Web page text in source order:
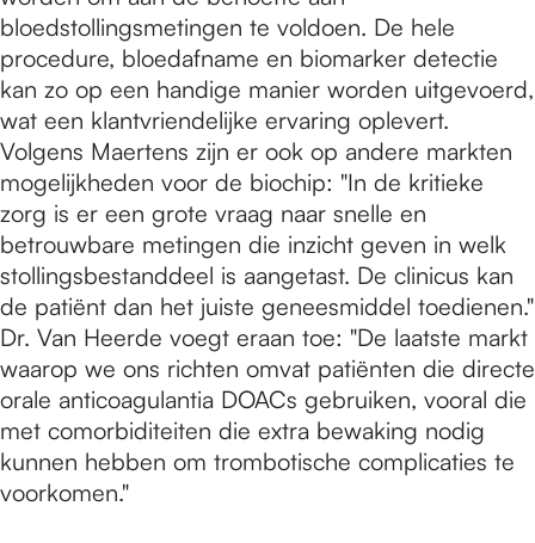
bloedstollingsmetingen te voldoen. De hele
procedure, bloedafname en biomarker detectie
kan zo op een handige manier worden uitgevoerd,
wat een klantvriendelijke ervaring oplevert.
Volgens Maertens zijn er ook op andere markten
mogelijkheden voor de biochip: "In de kritieke
zorg is er een grote vraag naar snelle en
betrouwbare metingen die inzicht geven in welk
stollingsbestanddeel is aangetast. De clinicus kan
de patiënt dan het juiste geneesmiddel toedienen."
Dr. Van Heerde voegt eraan toe: "De laatste markt
waarop we ons richten omvat patiënten die directe
orale anticoagulantia DOACs gebruiken, vooral die
met comorbiditeiten die extra bewaking nodig
kunnen hebben om trombotische complicaties te
voorkomen."